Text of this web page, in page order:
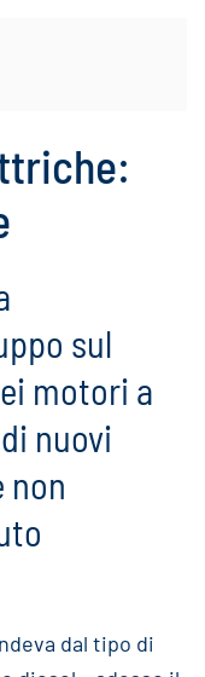
sul
motori a
nuovi
non
dal tipo di